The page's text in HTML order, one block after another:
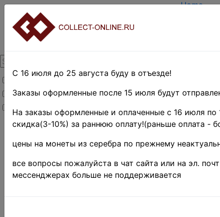
Товары со скидкой
Товары в наличии
Новинки
Home
TERMS
Home»
UNITED
STATES
1902-1903 гг.
•
С 16 июля до 25 августа буду в отъезде!
Заказы оформленные после 15 июля будут
На заказы оформленные и оплаченные с 16 июля по
скидка(3-10%) за раннюю оплату!(раньше оплата -
цены на монеты из серебра по прежнему
все вопросы пожалуйста в чат сайта или на эл.
мессенджерах больше не поддерживается